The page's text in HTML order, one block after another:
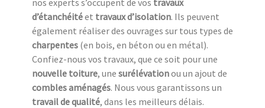
d’étanchéitéet travaux d’isolation. Ils peuvent
également réaliser des ouvrages sur tous types de
charpentes (en bois, en béton ou en métal).
Confiez-nous vos travaux, que ce soit pour une
nouvelle toiture, une surélévationou un ajout de
combles aménagés. Nous vous garantissons un
travail de qualité, dans les meilleurs délais.